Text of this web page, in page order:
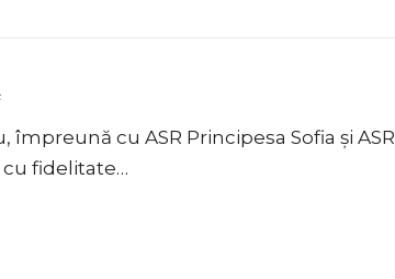
cu ASR Principesa Sofia și ASR
cu fidelitate…